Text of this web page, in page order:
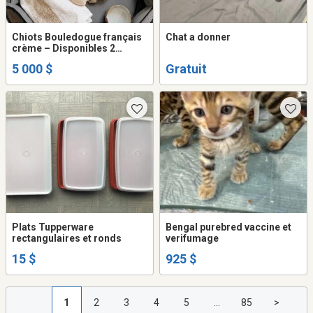
Chiots Bouledogue français
crème – Disponibles 2
5 000 $
Chat a donner
Gratuit
Plats Tupperware
rectangulaires et ronds
15 $
Bengal purebred vaccine et
verifumage
925 $
1 2 3 4 5 85 >